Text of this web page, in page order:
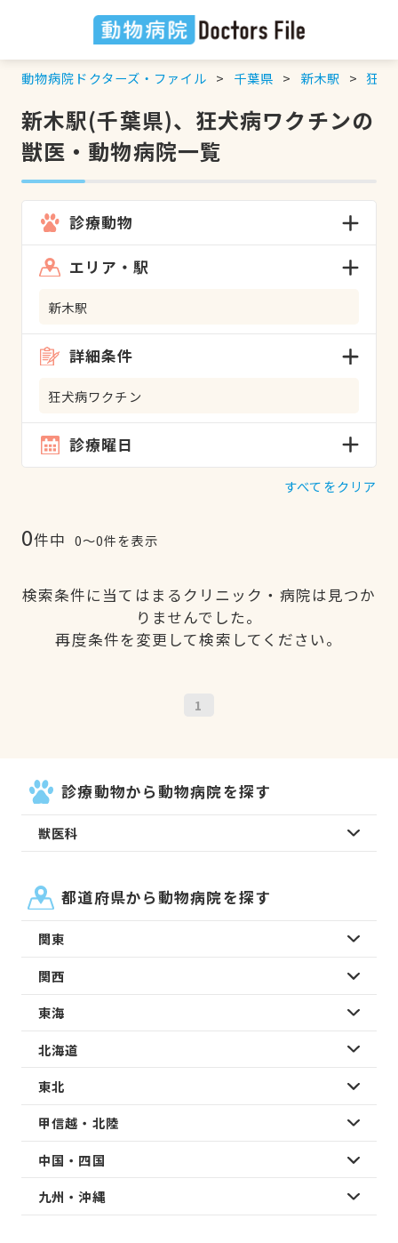
動物病院ドクターズ・ファイル 千葉県 新木駅 狂犬
新木駅(千葉県)、狂犬病ワクチンの
獣医・動物病院一覧
診療動物
エリア・駅
新木駅
詳細条件
狂犬病ワクチン
診療曜日
すべてをクリア
0件中 0〜0件を表示
検索条件に当てはまるクリニック・病院は見つか
りませんでした。
再度条件を変更して検索してください。
1
診療動物から動物病院を探す
獣医科
都道府県から動物病院を探す
関東
関西
東海
北海道
東北
甲信越・北陸
中国・四国
九州・沖縄